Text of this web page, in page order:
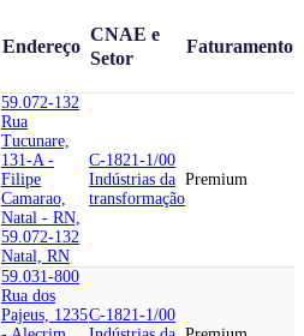
Endereço
CNAE e
Setor
Faturamento
59.072-132
Rua
Tucunare,
131-A -
Filipe
Camarao,
Natal - RN,
59.072-132
Natal, RN
C-1821-1/00
Indústrias da
transformação
Premium
59.031-800
Rua dos
Pajeus, 1235C-1821-1/00